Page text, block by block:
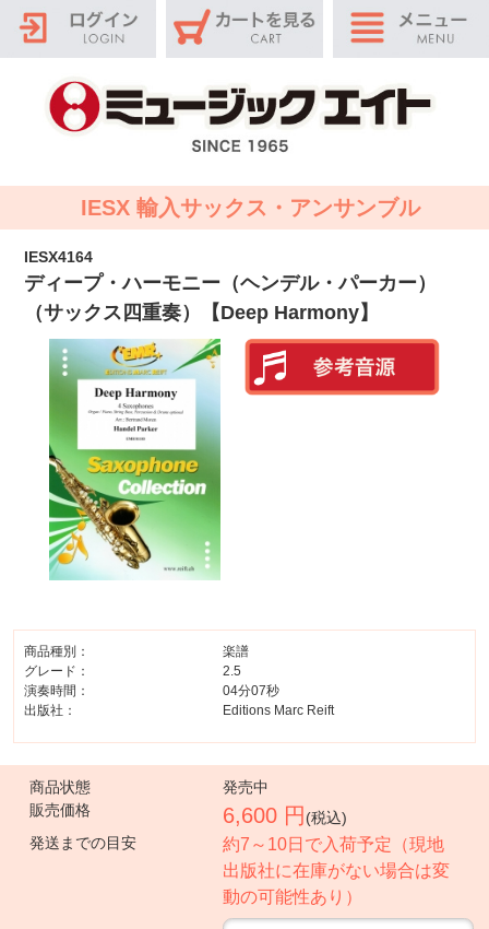
IESX 輸入サックス・アンサンブル
IESX4164
ディープ・ハーモニー（ヘンデル・パーカー）
（サックス四重奏）【Deep Harmony】
商品種別：
楽譜
グレード：
2.5
演奏時間：
04分07秒
出版社：
Editions Marc Reift
商品状態
発売中
販売価格
6,600 円 (税込)
発送までの目安
約7～10日で入荷予定（現地
出版社に在庫がない場合は変
動の可能性あり）